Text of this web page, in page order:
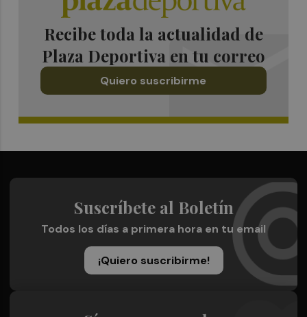
Recibe toda la actualidad de
Plaza Deportiva en tu correo
Quiero suscribirme
Suscríbete al Boletín
Todos los días a primera hora en tu email
¡Quiero suscribirme!